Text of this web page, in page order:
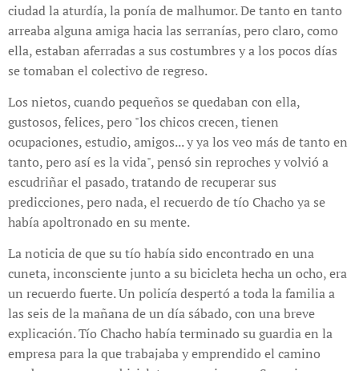
ciudad la aturdía, la ponía de malhumor. De tanto en tanto
arreaba alguna amiga hacia las serranías, pero claro, como
ella, estaban aferradas a sus costumbres y a los pocos días
se tomaban el colectivo de regreso.
Los nietos, cuando pequeños se quedaban con ella,
gustosos, felices, pero "los chicos crecen, tienen
ocupaciones, estudio, amigos... y ya los veo más de tanto en
tanto, pero así es la vida", pensó sin reproches y volvió a
escudriñar el pasado, tratando de recuperar sus
predicciones, pero nada, el recuerdo de tío Chacho ya se
había apoltronado en su mente.
La noticia de que su tío había sido encontrado en una
cuneta, inconsciente junto a su bicicleta hecha un ocho, era
un recuerdo fuerte. Un policía despertó a toda la familia a
las seis de la mañana de un día sábado, con una breve
explicación. Tío Chacho había terminado su guardia en la
empresa para la que trabajaba y emprendido el camino